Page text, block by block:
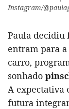
Instagram/
Paula decidiu
entram para
carro,
sonhado
A expectativa
futura